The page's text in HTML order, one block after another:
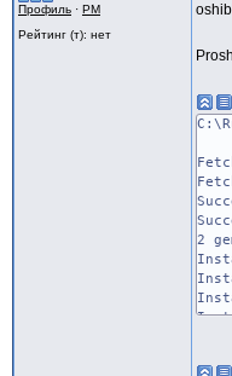
Профиль · PM
Рейтинг (т): нет
2